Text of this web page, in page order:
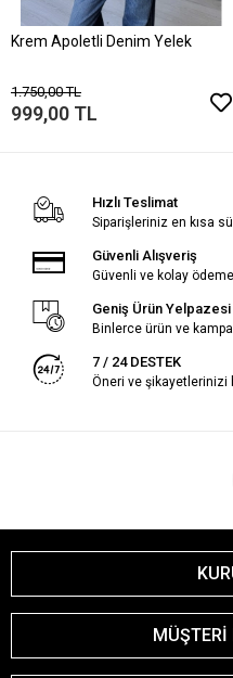
Krem Apoletli Denim Yelek
1.750,00 TL
999,00 TL
Hızlı Teslimat
Siparişleriniz en kısa
Güvenli Alışveriş
Güvenli ve kolay
Geniş Ürün Yelpazesi
Binlerce ürün ve
7 / 24 DESTEK
Öneri ve şikayetlerinizi